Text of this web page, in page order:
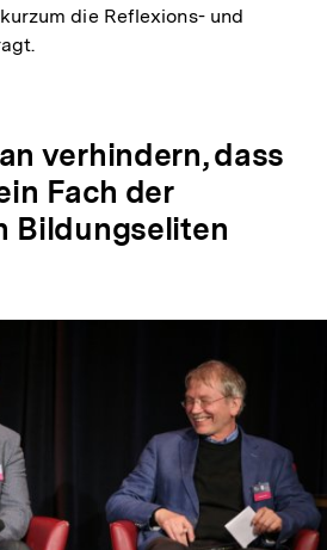
die Reflexions- und
verhindern, dass
Fach der
Bildungseliten
Lightbox